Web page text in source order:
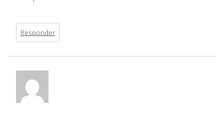
Responder